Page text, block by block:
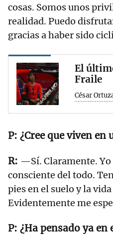
cosas. Somos unos
realidad. Puedo
gracias a haber sido
El
Fraile
César
¿Cree que viven en
—Sí. Claramente. Yo
consciente del todo.
pies en el suelo y la
Evidentemente me
¿Ha pensado ya en